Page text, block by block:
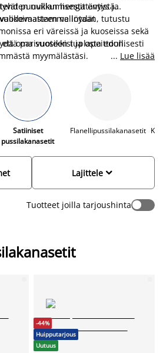
puuvillan hengittävyys ja
nukkumisesta entistä
löydät
eri väreissä ja kuoseissa sekä
parivuoteen tuplapeittoon.
valintaan, tutustu
oma suosikkisi ja osta edullisesti
myymälästäsi.
... Lue lisää
Satiiniset
pussilakanasetit
Flanellipussilakanasetit

Lajittele
Tuotteet joilla tarjoushinta
-44%
Huipputarjous
Uutuus